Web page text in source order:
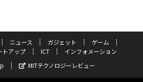
ニュース ガジェット
ゲーム
トアップ ICT
インフォメーション
MITテクノロジーレビュー